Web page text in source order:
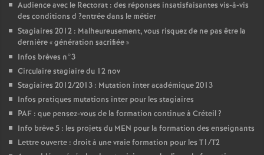
Audience avec le Rectorat : des réponses insatisfaisantes vis-à-vis
des conditions d ?entrée dans le métier
Stagiaires 2012 : Malheureusement, vous risquez de ne pas être la
dernière «génération sacrifiée»
Infos brèves n°3
Circulaire stagiaire du 12 nov
Stagiaires 2012/2013 : Mutation inter académique 2013
Infos pratiques mutations inter pour les stagiaires
PAF : que pensez-vous de la formation continue à Créteil?
Info brève 5 : les projets du MEN pour la formation des enseignants
Lettre ouverte : droit à une vraie formation pour les T1/T2